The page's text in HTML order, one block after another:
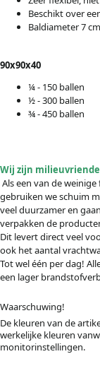
Beschikt over
Baldiameter 7 cm
90x90x40
¼ - 150 ballen
½ - 300 ballen
¾ - 450 ballen
Wij zijn
Als een van de
gebruiken we schuim
veel duurzamer en
verpakken de
Dit levert direct veel
ook het aantal
Tot wel één per dag!
een lager
Waarschuwing!
De kleuren van de
werkelijke kleuren
monitorinstellingen.